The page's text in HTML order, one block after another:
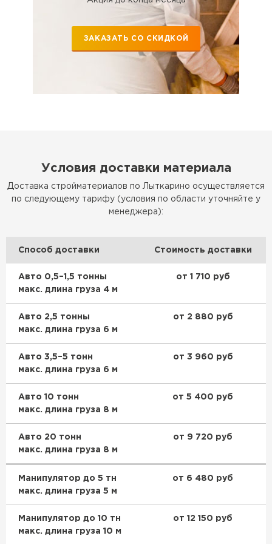
ЗАКАЗАТЬ СО СКИДКОЙ
Условия доставки материала
Доставка стройматериалов по Лыткарино осуществляется
по следующему тарифу (условия по области уточняйте у
менеджера):
Способ доставки Стоимость доставки
Авто 0,5–1,5 тонны
макс. длина груза 4 м
от 1 710 руб
Авто 2,5 тонны
макс. длина груза 6 м
от 2 880 руб
Авто 3,5–5 тонн
макс. длина груза 6 м
от 3 960 руб
Авто 10 тонн
макс. длина груза 8 м
от 5 400 руб
Авто 20 тонн
макс. длина груза 8 м
от 9 720 руб
Манипулятор до 5 тн
макс. длина груза 5 м
от 6 480 руб
Манипулятор до 10 тн
макс. длина груза 10 м
от 12 150 руб
Утеплитель Эковер
Утеплитель Тимплэкс
ПЕРЕЙТИ
Утеплитель Basfiber
Утеплитель Термит
ПЕРЕЙТИ
Утеплитель Теплекс
Рулонная кровля Брит
ПЕРЕЙТИ
Утеплитель Knauf
Утеплитель Термит
Утеплитель Basfiber
Утеплитель Тимплэкс